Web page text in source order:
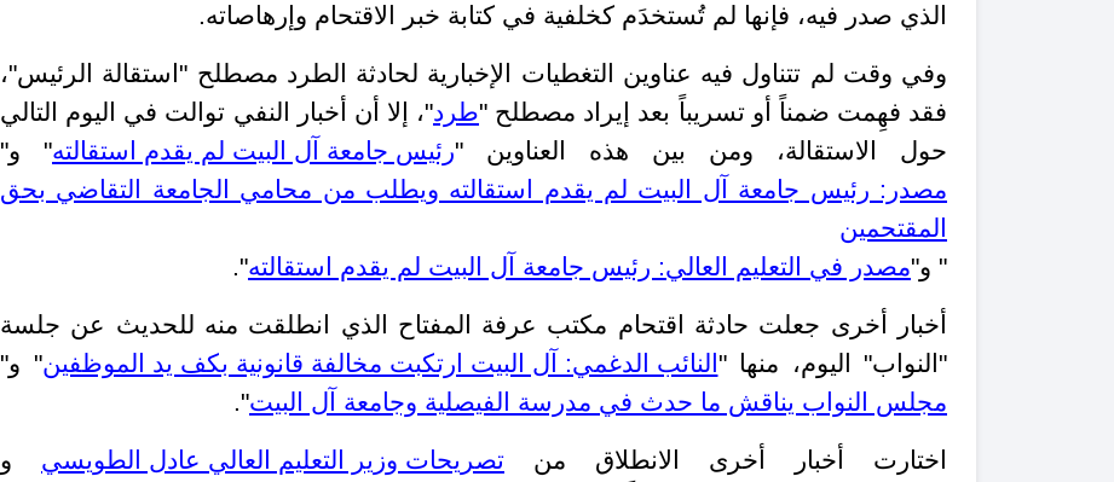
الذي صدر فيه، فإنها لم تُستخدَم كخلفية في كتابة خبر الاقتحام وإرهاصاته.
وفي وقت لم تتناول فيه عناوين التغطيات الإخبارية لحادثة الطرد مصطلح "استقالة الرئيس"،
فقد فهِمت ضمناً أو تسريباً بعد إيراد مصطلح "طرد"، إلا أن أخبار النفي توالت في اليوم التالي
حول الاستقالة، ومن بين هذه العناوين "رئيس جامعة آل البيت لم يقدم استقالته" و"
مصدر: رئيس جامعة آل البيت لم يقدم استقالته ويطلب من محامي الجامعة التقاضي بحق
المقتحمين
" و"مصدر في التعليم العالي: رئيس جامعة آل البيت لم يقدم استقالته".
أخبار أخرى جعلت حادثة اقتحام مكتب عرفة المفتاح الذي انطلقت منه للحديث عن جلسة
"النواب" اليوم، منها " النائب الدغمي: آل البيت ارتكبت مخالفة قانونية بكف يد الموظفين" و"
مجلس النواب يناقش ما حدث في مدرسة الفيصلية وجامعة آل البيت".
اختارت أخبار أخرى الانطلاق من تصريحات وزير التعليم العالي عادل الطويسي و